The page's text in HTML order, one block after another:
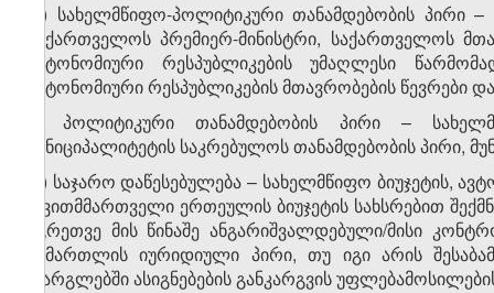
თ) სახელმწიფო-პოლიტიკური თანამდებობის პირი
საქართველოს პრემიერ-მინისტრი, საქართველოს
ავტონომიური რესპუბლიკების უმაღლესი
ავტონომიური რესპუბლიკების მთავრობების წევრები
ი) პოლიტიკური თანამდებობის პირი –
მუნიციპალიტეტის საკრებულოს თანამდებობის პირი,
კ) საჯარო დაწესებულება – სახელმწიფო ბიუჯეტის,
თვითმმართველი ერთეულის ბიუჯეტის სახსრებით
აგრეთვე მის წინაშე ანგარიშვალდებული/მისი
სამართლის იურიდიული პირი, თუ იგი არის
ფარგლებში ასიგნებების განკარგვის